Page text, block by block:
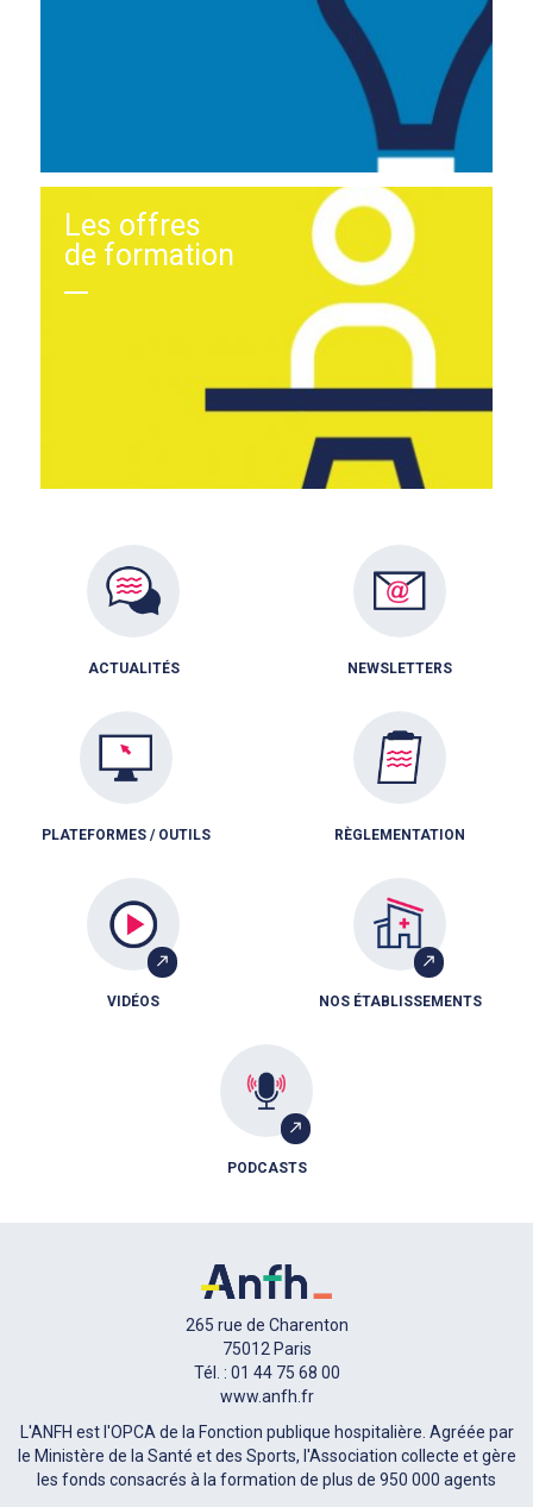
Les offres
de formation
ACTUALITÉS NEWSLETTERS
PLATEFORMES / OUTILS RÈGLEMENTATION
VIDÉOS NOS ÉTABLISSEMENTS
PODCASTS
265 rue de Charenton
75012 Paris
Tél. : 01 44 75 68 00
www.anfh.fr
L'ANFH est l'OPCA de la Fonction publique hospitalière. Agréée par
le Ministère de la Santé et des Sports, l'Association collecte et gère
les fonds consacrés à la formation de plus de 950 000 agents